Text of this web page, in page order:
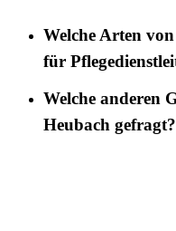
Welche Arten
für
Welche anderen
Heubach gefragt?